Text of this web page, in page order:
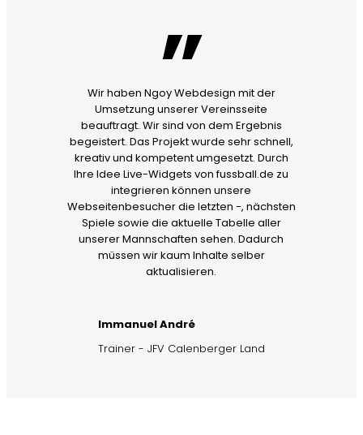
”
Wir haben Ngoy Webdesign mit der
Umsetzung unserer Vereinsseite
beauftragt. Wir sind von dem Ergebnis
begeistert. Das Projekt wurde sehr schnell,
kreativ und kompetent umgesetzt. Durch
Ihre Idee Live-Widgets von fussball.de zu
integrieren können unsere
Webseitenbesucher die letzten -, nächsten
Spiele sowie die aktuelle Tabelle aller
unserer Mannschaften sehen. Dadurch
müssen wir kaum Inhalte selber
aktualisieren.
Immanuel André
Trainer - JFV Calenberger Land